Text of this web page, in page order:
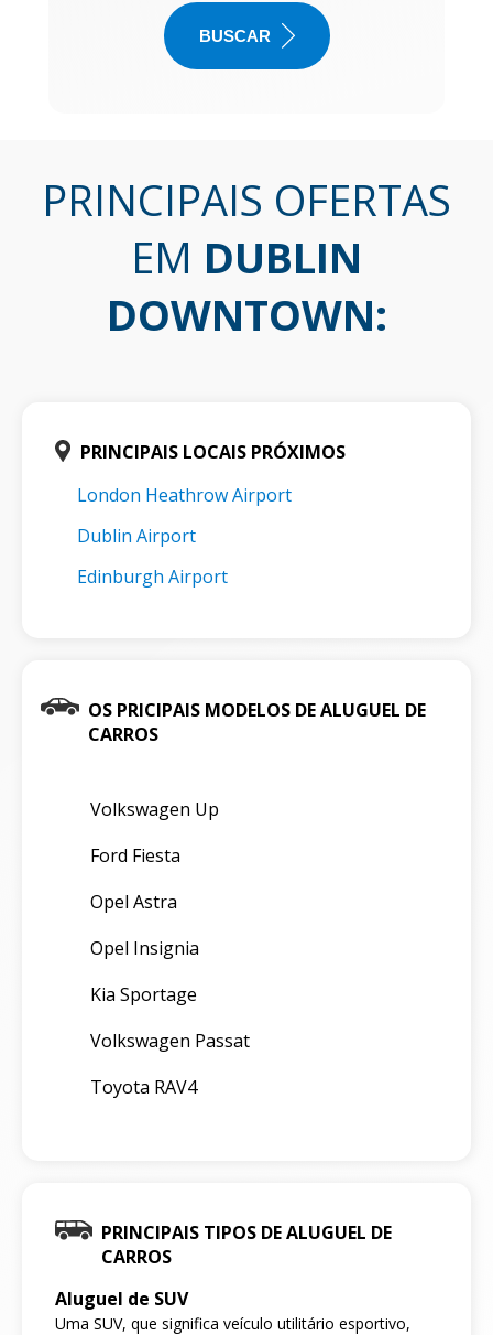
BUSCAR
PRINCIPAIS OFERTAS
EM DUBLIN
DOWNTOWN:
PRINCIPAIS LOCAIS PRÓXIMOS
London Heathrow Airport
Dublin Airport
Edinburgh Airport
OS PRICIPAIS MODELOS DE ALUGUEL DE
CARROS
Volkswagen Up
Ford Fiesta
Opel Astra
Opel Insignia
Kia Sportage
Volkswagen Passat
Toyota RAV4
PRINCIPAIS TIPOS DE ALUGUEL DE
CARROS
Aluguel de SUV
Uma SUV, que significa veículo utilitário esportivo,